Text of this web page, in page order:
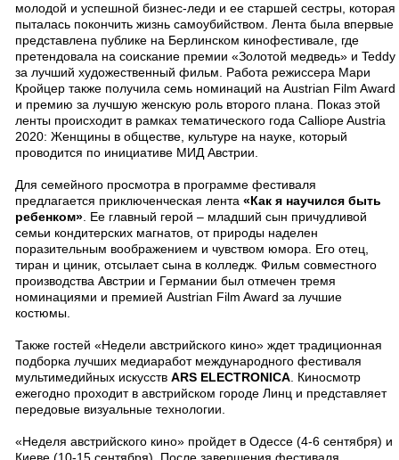
молодой и успешной бизнес-леди и ее старшей сестры, которая
пыталась покончить жизнь самоубийством. Лента была впервые
представлена ​​публике на Берлинском кинофестивале, где
претендовала на соискание премии «Золотой медведь» и Teddy
за лучший художественный фильм. Работа режиссера Мари
Кройцер также получила семь номинаций на Austrian Film Award
и премию за лучшую женскую роль второго плана. Показ этой
ленты происходит в рамках тематического года Calliope Austria
2020: Женщины в обществе, культуре на науке, который
проводится по инициативе МИД Австрии.
Для семейного просмотра в программе фестиваля
предлагается приключенческая лента «Как я научился быть
ребенком» . Ее главный герой – младший сын причудливой
семьи кондитерских магнатов, от природы наделен
поразительным воображением и чувством юмора. Его отец,
тиран и циник, отсылает сына в колледж. Фильм совместного
производства Австрии и Германии был отмечен тремя
номинациями и премией Austrian Film Award за лучшие
костюмы.
Также гостей «Недели австрийского кино» ждет традиционная
подборка лучших медиаработ международного фестиваля
мультимедийных искусств ARS ELECTRONICA . Киносмотр
ежегодно проходит в австрийском городе Линц и представляет
передовые визуальные технологии.
«Неделя австрийского кино» пройдет в Одессе (4-6 сентября) и